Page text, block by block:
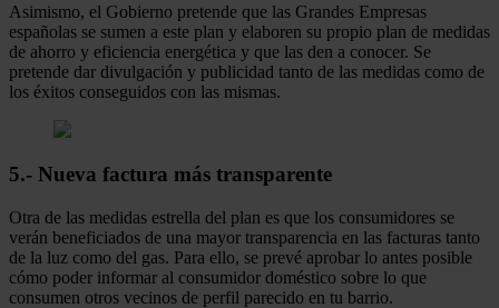
Asimismo, el Gobierno pretende que las Grandes Empresas
españolas se sumen a este plan y elaboren su propio plan de medidas
de ahorro y eficiencia energética y que las den a conocer. Se
pretende dar divulgación y publicidad tanto de las medidas como de
los éxitos conseguidos con las mismas.
5.- Nueva factura más transparente
Otra de las medidas estrella del plan es que los consumidores se
verán beneficiados de una mayor transparencia en las facturas tanto
de la luz como del gas. Para ello, se prevé aprobar lo antes posible
cómo poder informar al consumidor doméstico sobre lo que
consumen otros vecinos de perfil parecido en tu barrio.